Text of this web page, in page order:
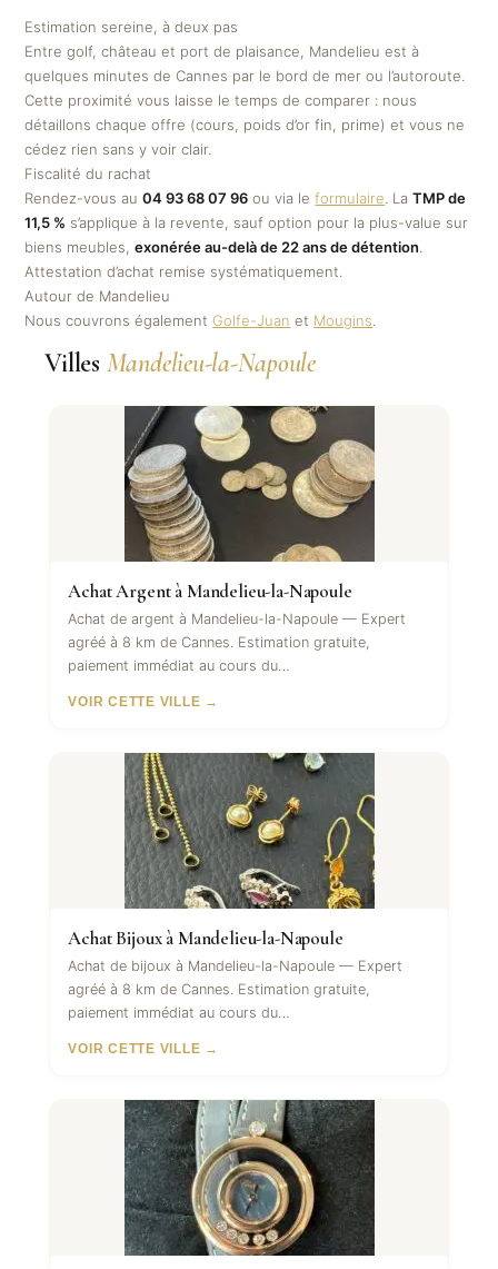
Estimation sereine, à deux pas
Entre golf, château et port de plaisance, Mandelieu est à
quelques minutes de Cannes par le bord de mer ou l’autoroute.
Cette proximité vous laisse le temps de comparer : nous
détaillons chaque offre (cours, poids d’or fin, prime) et vous ne
cédez rien sans y voir clair.
Fiscalité du rachat
Rendez-vous au04 93 68 07 96 ou via leformulaire . LaTMP de
11,5 % s’applique à la revente, sauf option pour la plus-value sur
biens meubles,exonérée au-delà de 22 ans de détention
Attestation d’achat remise systématiquement.
Autour de Mandelieu
Nous couvrons également Golfe-Juan et Mougins
Villes Mandelieu-la-Napoule
Achat Argent à Mandelieu-la-Napoule
Achat de argent à Mandelieu-la-Napoule — Expert
agréé à 8 km de Cannes. Estimation gratuite,
paiement immédiat au cours du…
VOIR CETTE VILLE →
Achat Bijoux à Mandelieu-la-Napoule
Achat de bijoux à Mandelieu-la-Napoule — Expert
agréé à 8 km de Cannes. Estimation gratuite,
paiement immédiat au cours du…
VOIR CETTE VILLE →